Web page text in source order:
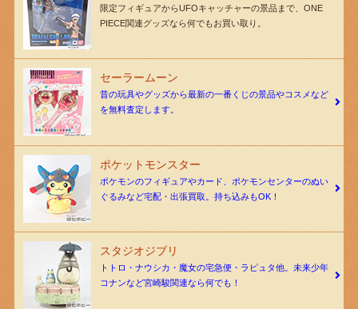
限定フィギュアからUFOキャッチャーの景品まで、ONE
PIECE関連グッズなら何でもお買い取り。
セーラームーン
昔の玩具やグッズから最新の一番くじの景品やコスメなど
を無料査定します。
ポケットモンスター
ポケモンのフィギュアやカード、ポケモンセンターのぬい
ぐるみなど宅配・出張買取。持ち込みもOK！
スタジオジブリ
トトロ・ナウシカ・魔女の宅急便・ラピュタ他。未来少年
コナンなど宮崎駿関連なら何でも！